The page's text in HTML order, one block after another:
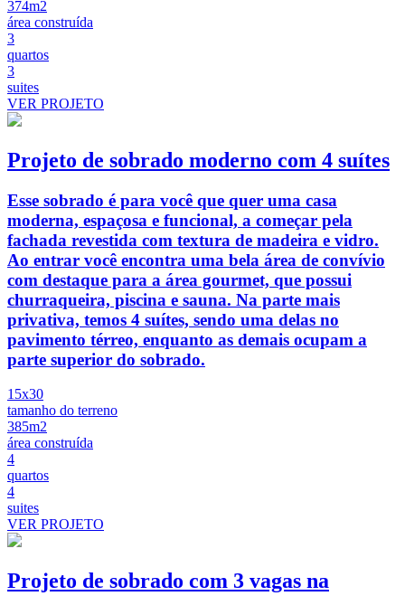
374m2
área construída
3
quartos
3
suites
VER PROJETO
Projeto de sobrado moderno com 4 suítes
Esse sobrado é para você que quer uma casa
moderna, espaçosa e funcional, a começar pela
fachada revestida com textura de madeira e vidro.
Ao entrar você encontra uma bela área de convívio
com destaque para a área gourmet, que possui
churraqueira, piscina e sauna. Na parte mais
privativa, temos 4 suítes, sendo uma delas no
pavimento térreo, enquanto as demais ocupam a
parte superior do sobrado.
15x30
tamanho do terreno
385m2
área construída
4
quartos
4
suites
VER PROJETO
Projeto de sobrado com 3 vagas na